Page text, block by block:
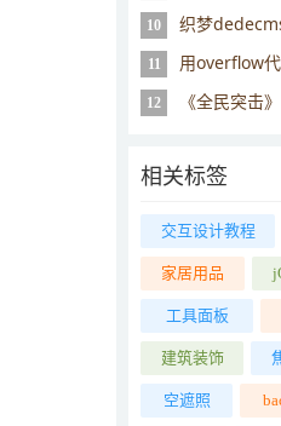
10 织梦
11 用overflow
12 《全民突击》
相关标签
交互设计教程
家居用品
工具面板
建筑装饰
空遮照